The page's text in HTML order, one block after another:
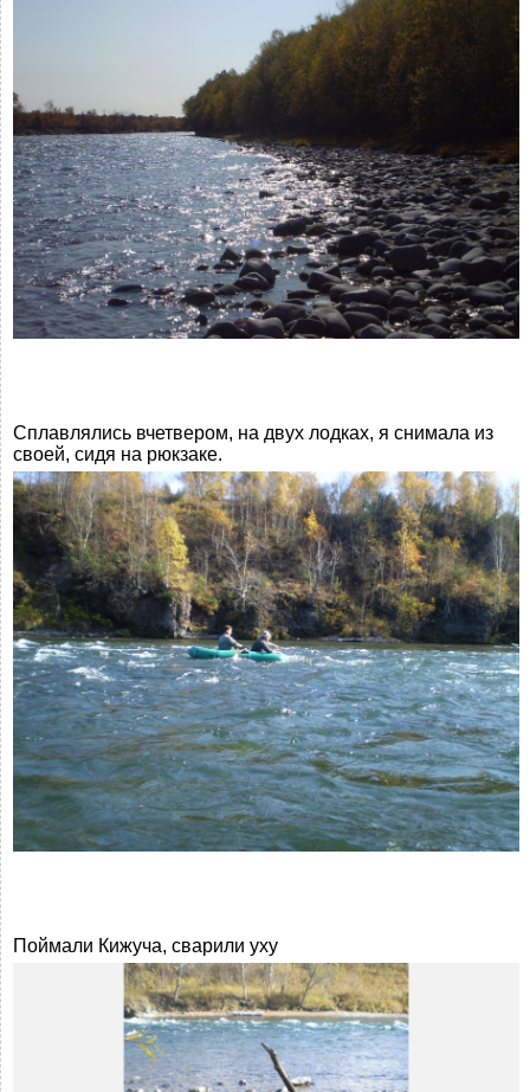
Сплавлялись вчетвером, на двух лодках, я снимала из
своей, сидя на рюкзаке.
Поймали Кижуча, сварили уху